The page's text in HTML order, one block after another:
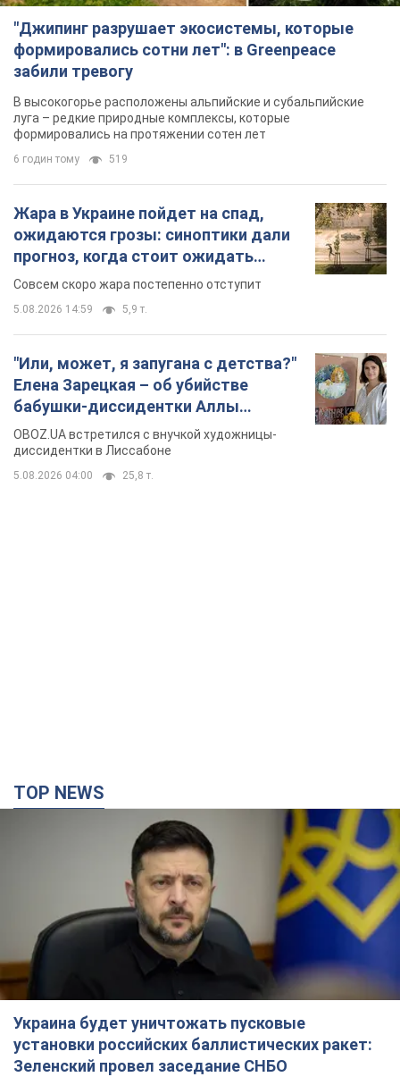
"Джипинг разрушает экосистемы, которые
формировались сотни лет": в Greenpeace
забили тревогу
В высокогорье расположены альпийские и субальпийские
луга – редкие природные комплексы, которые
формировались на протяжении сотен лет
6 годин тому 519
Жара в Украине пойдет на спад,
ожидаются грозы: синоптики дали
прогноз, когда стоит ожидать
изменения погоды
Совсем скоро жара постепенно отступит
5.08.2026 14:59 5,9 т.
"Или, может, я запугана с детства?"
Елена Зарецкая – об убийстве
бабушки-диссидентки Аллы
Горской, критике сына Стуса и
бегстве в Португалию с пятью
детьми
OBOZ.UA встретился с внучкой художницы-
диссидентки в Лиссабоне
5.08.2026 04:00 25,8 т.
TOP NEWS
Украина будет уничтожать пусковые
установки российских баллистических ракет:
Зеленский провел заседание СНБО